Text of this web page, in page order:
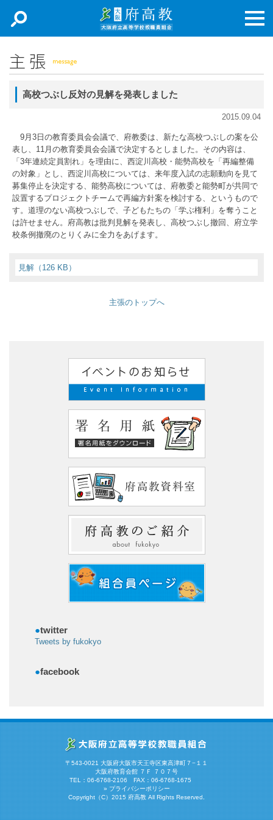
主張
取り組み
加入申込
お問合せ
アクセスマップ
リンク集
高校つぶし反対の見解を発表しました
2015.09.04
9月3日の教育委員会会議で、府教委は、新たな高校つぶしの案を公
表し、11月の教育委員会会議で決定するとしました。その内容は、
「3年連続定員割れ」を理由に、西淀川高校・能勢高校を「再編整備
の対象」とし、西淀川高校については、来年度入試の志願動向を見て
募集停止を決定する、能勢高校については、府教委と能勢町が共同で
設置するプロジェクトチームで再編方針案を検討する、というもので
す。道理のない高校つぶしで、子どもたちの「学ぶ権利」を奪うこと
は許せません。府高教は批判見解を発表し、高校つぶし撤回、府立学
校条例撤廃のとりくみに全力をあげます。
見解（126 KB）
主張のトップへ
●twitter
Tweets by fukokyo
●facebook
〒543-0021 大阪府大阪市天王寺区東高津町７−１１
大阪府教育会館 ７Ｆ ７０７号
TEL：06-6768-2106 FAX：06-6768-1675
»プライバシーポリシー
Copyright（C）2015 府高教 All Rights Reserved.